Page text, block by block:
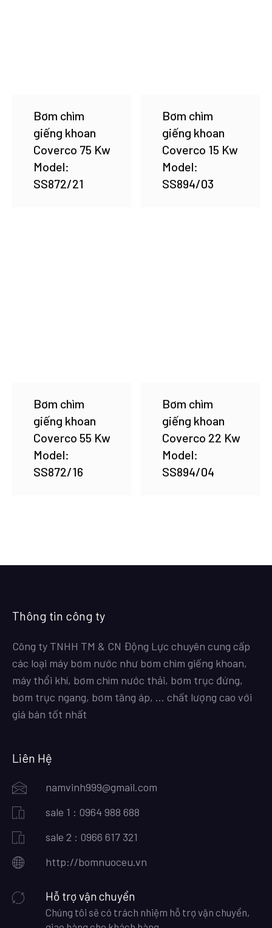
Bơm chìm
giếng khoan
Coverco 75 Kw
Model:
SS872/21
Bơm chìm
giếng khoan
Coverco 15 Kw
Model:
SS894/03
Bơm chìm
giếng khoan
Coverco 55 Kw
Model:
SS872/16
Bơm chìm
giếng khoan
Coverco 22 Kw
Model:
SS894/04
Thông tin công ty
Công ty TNHH TM & CN Động Lực chuyên cung cấp
các loại máy bơm nước như bơm chìm giếng khoan,
máy thổi khí, bơm chìm nước thải, bơm trục đứng,
bơm trục ngang, bơm tăng áp, … chất lượng cao với
giá bán tốt nhất
Liên Hệ
namvinh999@gmail.com
sale 1 : 0964 988 688
sale 2 : 0966 617 321
http://bomnuoceu.vn
Hỗ trợ vận chuyển
Chúng tôi sẽ có trách nhiệm hỗ trợ vận chuyển,